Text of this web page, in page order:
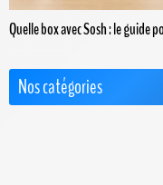
Quelle box avec Sosh : le guide
Nos catégories